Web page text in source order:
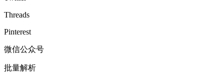
Threads
Pinterest
微信公众号
批量解析